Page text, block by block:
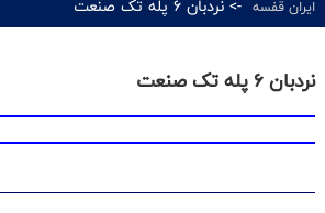
ایران قفسه -> نردبان 6 پله تک صنعت
نردبان 6 پله تک صنعت